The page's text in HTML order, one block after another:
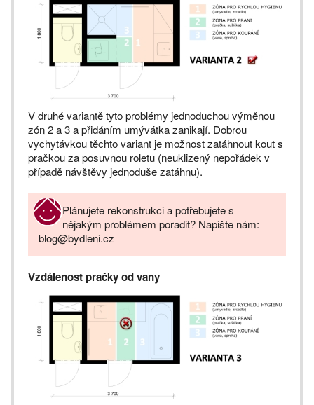
V druhé variantě tyto problémy jednoduchou výměnou
zón 2 a 3 a přidáním umývátka zanikají. Dobrou
vychytávkou těchto variant je možnost zatáhnout kout s
pračkou za posuvnou roletu (neuklizený nepořádek v
případě návštěvy jednoduše zatáhnu).
Plánujete rekonstrukci a potřebujete s
nějakým problémem poradit? Napište nám:
blog@bydleni.cz
Vzdálenost pračky od vany